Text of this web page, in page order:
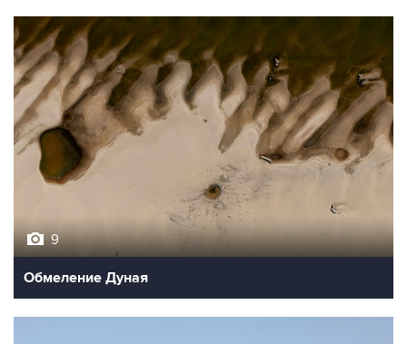
9
Обмеление Дуная